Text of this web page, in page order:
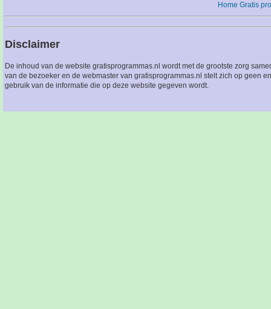
Home Gratis
Disclaimer
De inhoud van de website gratisprogrammas.nl wordt met de grootste zorg
van de bezoeker en de webmaster van gratisprogrammas.nl stelt zich op geen
gebruik van de informatie die op deze website gegeven wordt.